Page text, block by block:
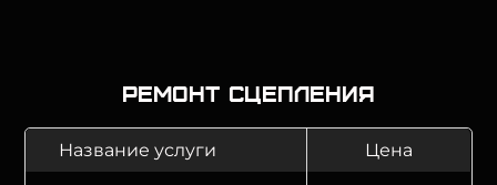
Ремонт сцепления
Название услуги Цена